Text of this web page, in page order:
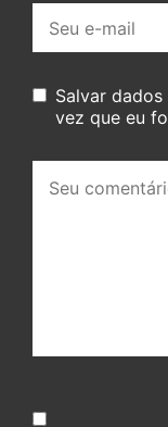
mail:
Salvar
vez que eu
comentário: